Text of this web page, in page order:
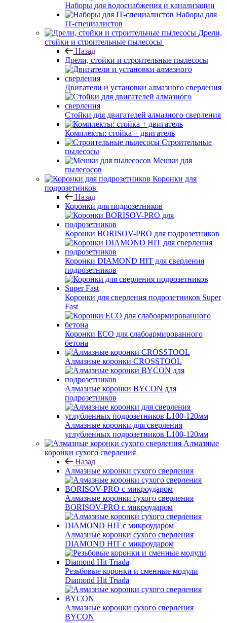
Наборы для водоснабжения и канализации
Наборы для
IT-специалистов
Дрели,
стойки и строительные пылесосы
Назад
Дрели, стойки и строительные пылесосы
Двигатели и установки алмазного сверления
Стойки для двигателей алмазного сверления
Комплекты: стойка + двигатель
Строительные
пылесосы
Мешки для
пылесосов
Коронки для
подрозетников
Назад
Коронки для подрозетников
Коронки BORISOV-PRO для подрозетников
Коронки DIAMOND HIT для сверления
подрозетников
Коронки для сверления подрозетников Super
Fast
Коронки ECO для слабоармированного
бетона
Алмазные коронки CROSSTOOL
Алмазные коронки BYCON для
подрозетников
Алмазные коронки для сверления
углубленных подрозетников L100-120мм
Алмазные
коронки сухого сверления
Назад
Алмазные коронки сухого сверления
Алмазные коронки сухого сверления
BORISOV-PRO с микроударом
Алмазные коронки сухого сверления
DIAMOND HIT с микроударом
Резьбовые коронки и сменные модули
Diamond Hit Triada
Алмазные коронки сухого сверления
BYCON